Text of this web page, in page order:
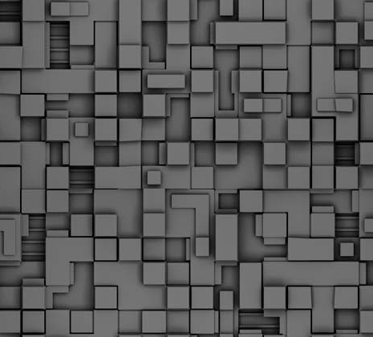
Μεγάλες μέρες ζει ο "οργανισμός" της Δημοτικής Αστυνομίας!
Να θυμίσουμε ότι κανονικές προσλήψεις στην Δημοτική
Αστυνομία έχουν να γίνουν από το 2010. Δεκαέξι ολόκληρα
χρόνια! Και βέβαια, ακόμη και με αυτές τις προσλήψεις, δεν
φτάνουμε ούτε τα 2/3 των Δημοτικών Αστυνομικών που
υπηρετούσαν το 2013 προ της κατάργησης της υπηρεσίας με
απόφαση του σημερινού πρωθυπουργού Κυριάκου Μητσοτάκη. Ας
είναι...
2
Δημοτική Αστυνομία Θεσσαλονίκης: Διμηνιαίος
απολογισμός ελέγχων τήρησης νομοθεσίας
Τον απολογισμό των δράσεων ελέγχου για τα ζώα συντροφιάς
κατά το δίμηνο Ιανουαρίου – Φεβρουαρίου 2026 παρουσιάζει η
Δημοτική Αστυνομία Θεσσαλονίκης, με στόχο την προστασία των
ζώων και την ομαλή συμβίωση στην πόλη.
FEB
18
ΣτΕ: Οριστική απόρριψη της επαναφοράς του 13ου
και 14ου μισθού για τους δημοσίους υπαλλήλους